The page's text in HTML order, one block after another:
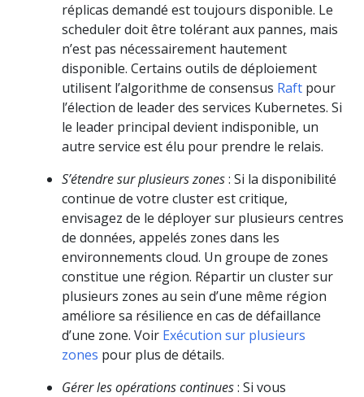
réplicas demandé est toujours disponible. Le
scheduler doit être tolérant aux pannes, mais
n’est pas nécessairement hautement
disponible. Certains outils de déploiement
utilisent l’algorithme de consensus Raft pour
l’élection de leader des services Kubernetes. Si
le leader principal devient indisponible, un
autre service est élu pour prendre le relais.
S’étendre sur plusieurs zones: Si la disponibilité
continue de votre cluster est critique,
envisagez de le déployer sur plusieurs centres
de données, appelés zones dans les
environnements cloud. Un groupe de zones
constitue une région. Répartir un cluster sur
plusieurs zones au sein d’une même région
améliore sa résilience en cas de défaillance
d’une zone. Voir Exécution sur plusieurs
zones pour plus de détails.
Gérer les opérations continues: Si vous